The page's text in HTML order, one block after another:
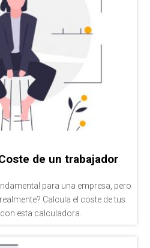
de un trabajador
para una empresa, pero
Calcula el coste de tus
esta calculadora.